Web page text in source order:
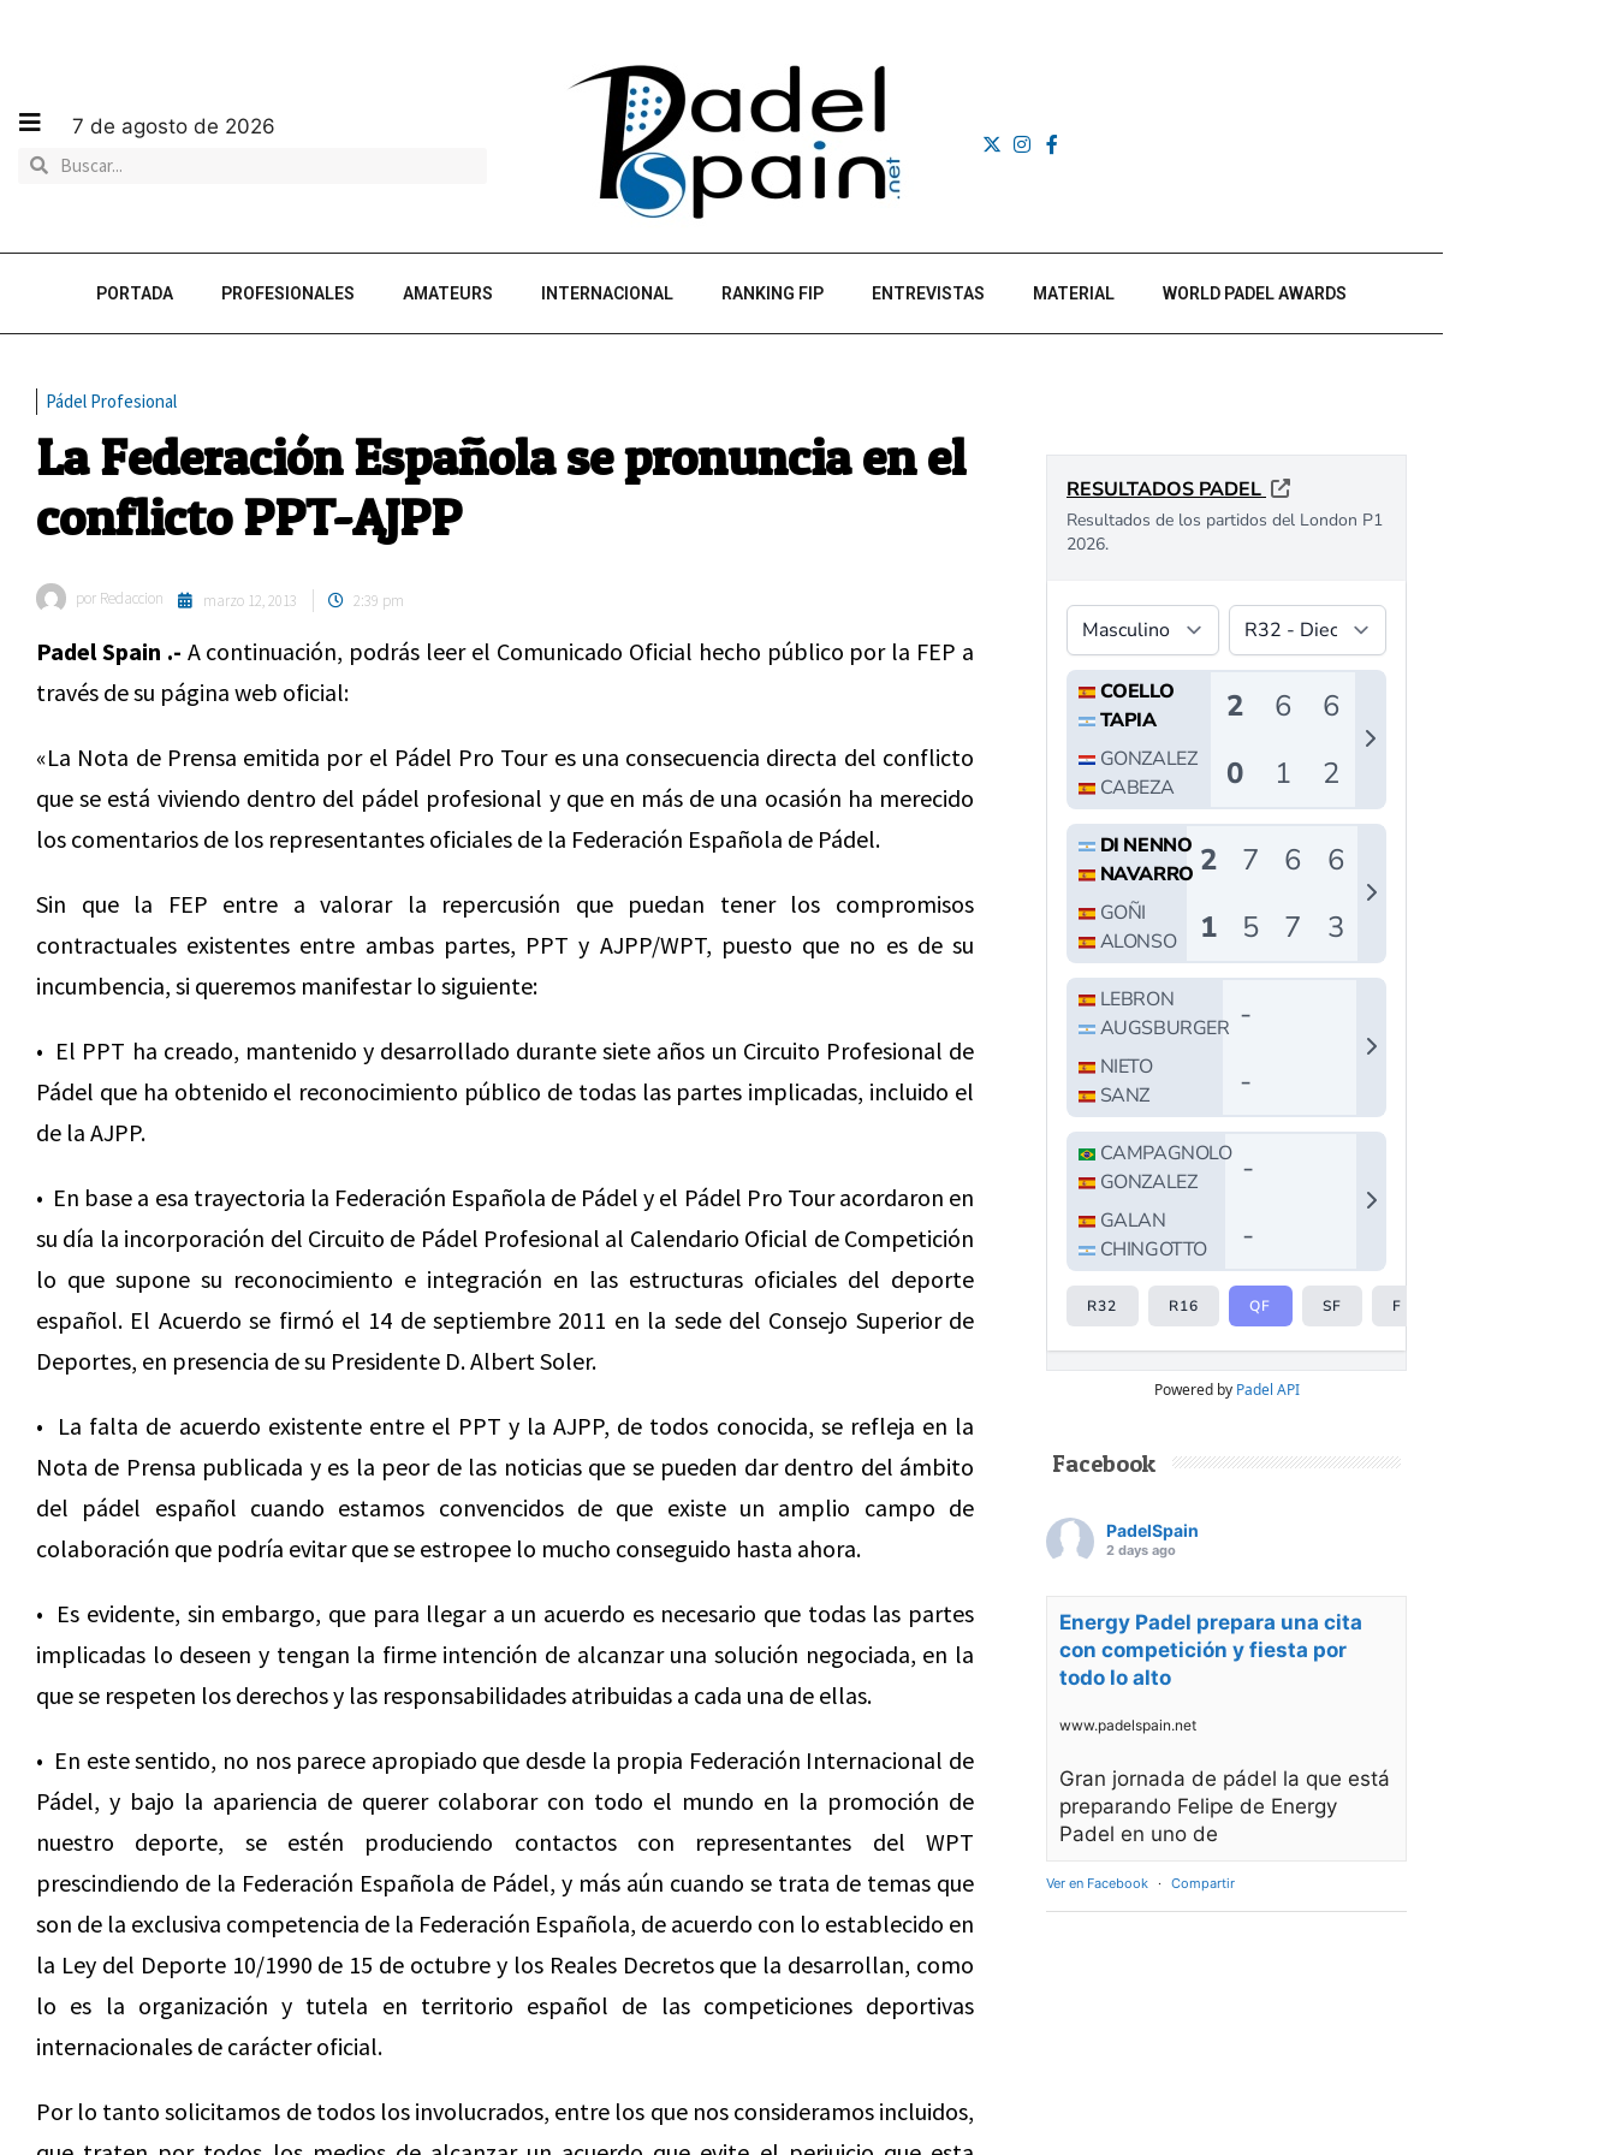
7 de agosto de 2026
PORTADA PROFESIONALES AMATEURS INTERNACIONAL RANKING FIP ENTREVISTAS MATERIAL WORLD PADEL AWARDS
Pádel Profesional
La Federación Española se pronuncia en el
conflicto PPT-AJPP
por Redaccion marzo 12, 2013 2:39 pm
Padel Spain .- A continuación, podrás leer el Comunicado Oficial hecho público por la FEP a
través de su página web oficial:
«La Nota de Prensa emitida por el Pádel Pro Tour es una consecuencia directa del conflicto
que se está viviendo dentro del pádel profesional y que en más de una ocasión ha merecido
los comentarios de los representantes oficiales de la Federación Española de Pádel.
Sin que la FEP entre a valorar la repercusión que puedan tener los compromisos
contractuales existentes entre ambas partes, PPT y AJPP/WPT, puesto que no es de su
incumbencia, si queremos manifestar lo siguiente:
• El PPT ha creado, mantenido y desarrollado durante siete años un Circuito Profesional de
Pádel que ha obtenido el reconocimiento público de todas las partes implicadas, incluido el
de la AJPP.
• En base a esa trayectoria la Federación Española de Pádel y el Pádel Pro Tour acordaron en
su día la incorporación del Circuito de Pádel Profesional al Calendario Oficial de Competición
lo que supone su reconocimiento e integración en las estructuras oficiales del deporte
español. El Acuerdo se firmó el 14 de septiembre 2011 en la sede del Consejo Superior de
Deportes, en presencia de su Presidente D. Albert Soler.
• La falta de acuerdo existente entre el PPT y la AJPP, de todos conocida, se refleja en la
Nota de Prensa publicada y es la peor de las noticias que se pueden dar dentro del ámbito
del pádel español cuando estamos convencidos de que existe un amplio campo de
colaboración que podría evitar que se estropee lo mucho conseguido hasta ahora.
• Es evidente, sin embargo, que para llegar a un acuerdo es necesario que todas las partes
implicadas lo deseen y tengan la firme intención de alcanzar una solución negociada, en la
que se respeten los derechos y las responsabilidades atribuidas a cada una de ellas.
• En este sentido, no nos parece apropiado que desde la propia Federación Internacional de
Pádel, y bajo la apariencia de querer colaborar con todo el mundo en la promoción de
nuestro deporte, se estén produciendo contactos con representantes del WPT
prescindiendo de la Federación Española de Pádel, y más aún cuando se trata de temas que
son de la exclusiva competencia de la Federación Española, de acuerdo con lo establecido en
la Ley del Deporte 10/1990 de 15 de octubre y los Reales Decretos que la desarrollan, como
lo es la organización y tutela en territorio español de las competiciones deportivas
internacionales de carácter oficial.
Por lo tanto solicitamos de todos los involucrados, entre los que nos consideramos incluidos,
Powered by Padel API
Facebook
PadelSpain
2 days ago
Energy Padel prepara una cita
con competición y fiesta por
todo lo alto
www.padelspain.net
Gran jornada de pádel la que está
preparando Felipe de Energy
Padel en uno de
Ver en Facebook · Compartir